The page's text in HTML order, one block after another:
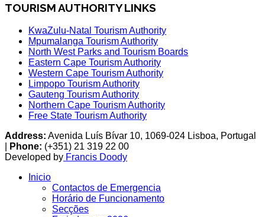
TOURISM AUTHORITY LINKS
KwaZulu-Natal Tourism Authority
Mpumalanga Tourism Authority
North West Parks and Tourism Boards
Eastern Cape Tourism Authority
Western Cape Tourism Authority
Limpopo Tourism Authority
Gauteng Tourism Authority
Northern Cape Tourism Authority
Free State Tourism Authority
Address: Avenida Luís Bívar 10, 1069-024 Lisboa, Portugal
Phone: (+351) 21 319 22 00
Developed by Francis Doody
Inicio
Contactos de Emergencia
Horário de Funcionamento
Secções